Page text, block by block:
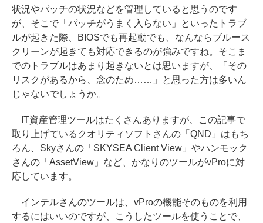
状況やパッチの状況などを管理していると思うのです
が、そこで「パッチがうまく入らない」といったトラブ
ルが起きた際、BIOSでも再起動でも、なんならブルース
クリーンが起きても対応できるのが強みですね。そこま
でのトラブルはあまり起きないとは思いますが、「その
リスクがあるから、念のため……」と思った方は多いん
じゃないでしょうか。
IT資産管理ツールはたくさんありますが、この記事で
取り上げているクオリティソフトさんの「QND」はもち
ろん、Skyさんの「SKYSEA Client View」やハンモック
さんの「AssetView」など、かなりのツールがvProに対
応しています。
インテルさんのツールは、vProの機能そのものを利用
するにはいいのですが、こうしたツールを使うことで、